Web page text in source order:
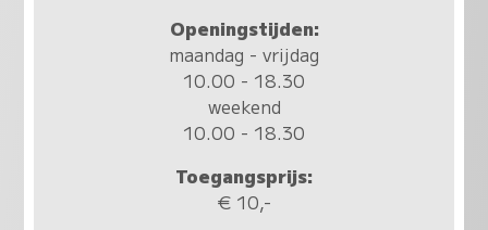
Openingstijden:
maandag - vrijdag
10.00 - 18.30
weekend
10.00 - 18.30
Toegangsprijs:
€ 10,-